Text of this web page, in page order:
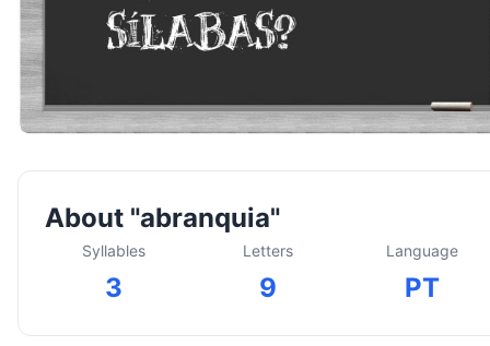
About "abranquia"
Syllables
3
Letters
9
Language
PT